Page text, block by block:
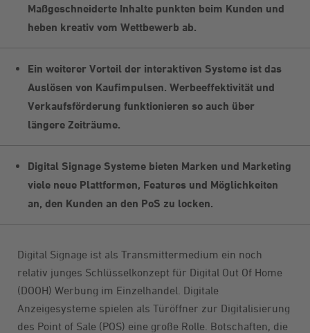
Maßgeschneiderte Inhalte punkten beim Kunden und
heben kreativ vom Wettbewerb ab.
Ein weiterer Vorteil der interaktiven Systeme ist das
Auslösen von Kaufimpulsen. Werbeeffektivität und
Verkaufsförderung funktionieren so auch über
längere Zeiträume.
Digital Signage Systeme bieten Marken und Marketing
viele neue Plattformen, Features und Möglichkeiten
an, den Kunden an den PoS zu locken.
Digital Signage ist als Transmittermedium ein noch
relativ junges Schlüsselkonzept für Digital Out Of Home
(DOOH) Werbung im Einzelhandel. Digitale
Anzeigesysteme spielen als Türöffner zur Digitalisierung
des Point of Sale (POS) eine große Rolle. Botschaften, die